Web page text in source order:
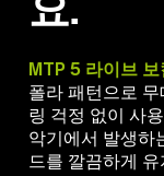
MTP 5 라이브
폴라 패턴으로
링 걱정 없이 사
악기에서 발생하
드를 깔끔하게